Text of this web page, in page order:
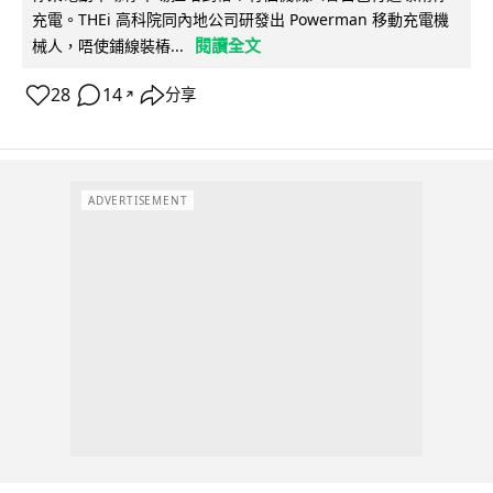
充電。THEi 高科院同內地公司研發出 Powerman 移動充電機
械人，唔使鋪線裝樁...
閱讀全文
28 14 ↗ 分享
ADVERTISEMENT